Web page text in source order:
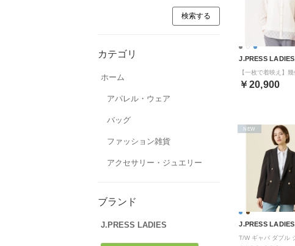
カテゴリ
ホーム
アパレル・ウェア
バッグ
ファッション雑貨
アクセサリー・ジュエリー
ブランド
J.PRESS LADIES
J.PRESS LADIES
￥20,900
J.PRESS LADIES
NEW